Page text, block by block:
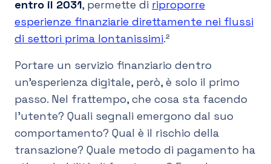
entro il 2031, permette di riproporre
esperienze finanziarie direttamente nei flussi
di settori prima lontanissimi.²
Portare un servizio finanziario dentro
un’esperienza digitale, però, è solo il primo
passo. Nel frattempo, che cosa sta facendo
l’utente? Quali segnali emergono dal suo
comportamento? Qual è il rischio della
transazione? Quale metodo di pagamento ha